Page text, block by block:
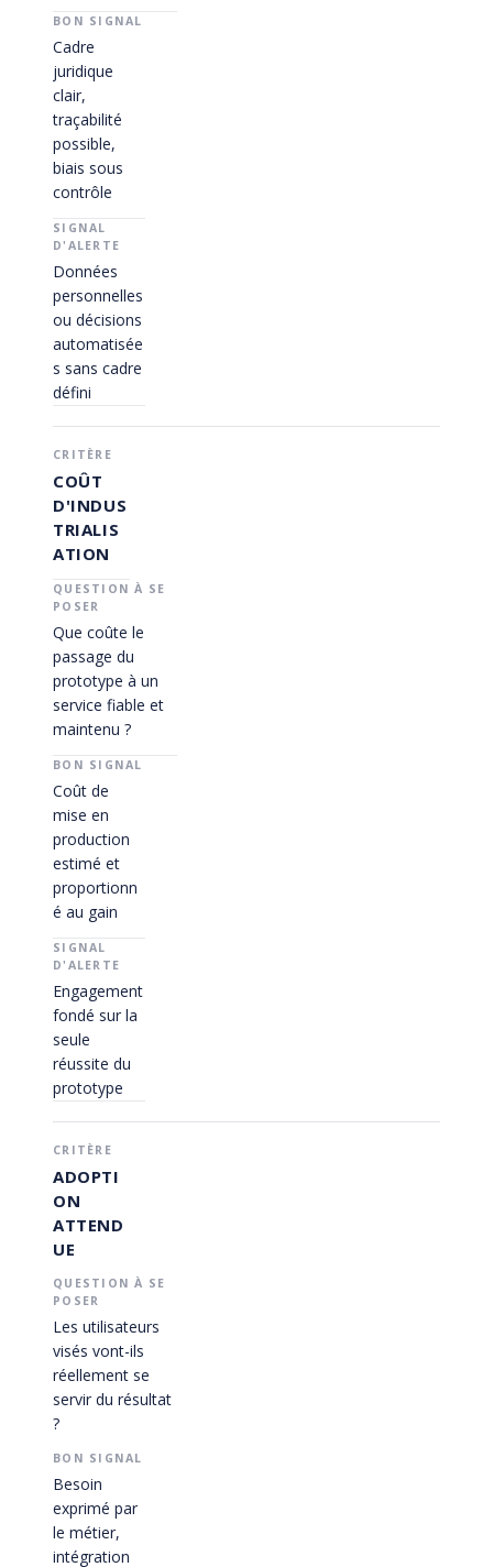
Cadre
juridique
clair,
traçabilité
possible,
biais sous
contrôle
Données
personnelles
ou décisions
automatisée
s sans cadre
défini
COÛT
D'INDUS
TRIALIS
ATION
Que coûte le
passage du
prototype à un
service fiable et
maintenu ?
Coût de
mise en
production
estimé et
proportionn
é au gain
Engagement
fondé sur la
seule
réussite du
prototype
ADOPTI
ON
ATTEND
UE
Les utilisateurs
visés vont-ils
réellement se
servir du résultat
?
Besoin
exprimé par
le métier,
intégration